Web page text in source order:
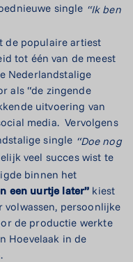
single “Ik ben
de populaire artiest
tot één van de meest
Nederlandstalige
als “de zingende
uitvoering van
media. Vervolgens
single “Doe nog
veel succes wist te
binnen het
een uurtje later” kiest
volwassen, persoonlijke
de productie werkte
Hoevelaak in de